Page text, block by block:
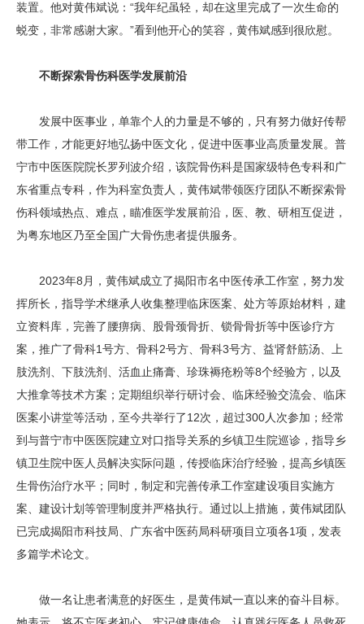
装置。他对黄伟斌说：“我年纪虽轻，却在这里完成了一次生命的
蜕变，非常感谢大家。”看到他开心的笑容，黄伟斌感到很欣慰。
不断探索骨伤科医学发展前沿
发展中医事业，单靠个人的力量是不够的，只有努力做好传帮
带工作，才能更好地弘扬中医文化，促进中医事业高质量发展。普
宁市中医医院院长罗列波介绍，该院骨伤科是国家级特色专科和广
东省重点专科，作为科室负责人，黄伟斌带领医疗团队不断探索骨
伤科领域热点、难点，瞄准医学发展前沿，医、教、研相互促进，
为粤东地区乃至全国广大骨伤患者提供服务。
2023年8月，黄伟斌成立了揭阳市名中医传承工作室，努力发
挥所长，指导学术继承人收集整理临床医案、处方等原始材料，建
立资料库，完善了腰痹病、股骨颈骨折、锁骨骨折等中医诊疗方
案，推广了骨科1号方、骨科2号方、骨科3号方、益肾舒筋汤、上
肢洗剂、下肢洗剂、活血止痛膏、珍珠褥疮粉等8个经验方，以及
大推拿等技术方案；定期组织举行研讨会、临床经验交流会、临床
医案小讲堂等活动，至今共举行了12次，超过300人次参加；经常
到与普宁市中医医院建立对口指导关系的乡镇卫生院巡诊，指导乡
镇卫生院中医人员解决实际问题，传授临床治疗经验，提高乡镇医
生骨伤治疗水平；同时，制定和完善传承工作室建设项目实施方
案、建设计划等管理制度并严格执行。通过以上措施，黄伟斌团队
已完成揭阳市科技局、广东省中医药局科研项目立项各1项，发表
多篇学术论文。
做一名让患者满意的好医生，是黄伟斌一直以来的奋斗目标。